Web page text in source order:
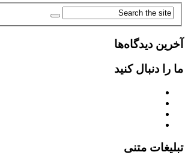
آخرین دیدگاه‌ها
ما را دنبال کنید
تبلیغات متنی